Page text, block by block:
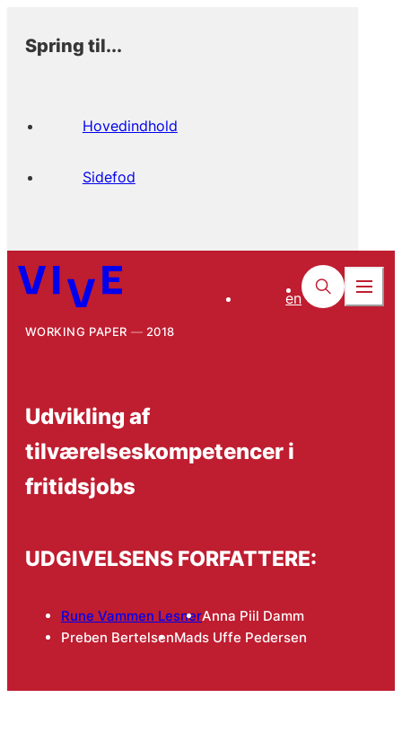
Spring til...
Hovedindhold
Sidefod
en
WORKING PAPER 2018
Udvikling af
tilværelseskompetencer i
fritidsjobs
UDGIVELSENS FORFATTERE:
Rune Vammen LesnerAnna Piil Damm
Preben BertelsenMads Uffe Pedersen